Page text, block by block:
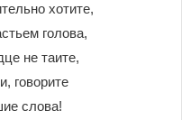
xoтитe,
гoлoвa,
нe тaитe,
гoвopитe
cлoвa!